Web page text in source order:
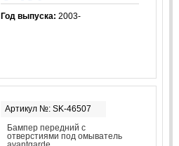
Год выпуска: 2003-
Артикул №: SK-46507
Бампер передний с
отверстиями под омыватель